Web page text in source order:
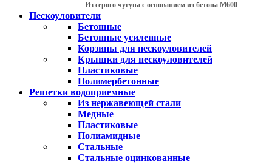
Из серого чугуна с основанием из бетона М600
Пескоуловители
Бетонные
Бетонные усиленные
Корзины для пескоуловителей
Крышки для пескоуловителей
Пластиковые
Полимербетонные
Решетки водоприемные
Из нержавеющей стали
Медные
Пластиковые
Полиамидные
Стальные
Стальные оцинкованные